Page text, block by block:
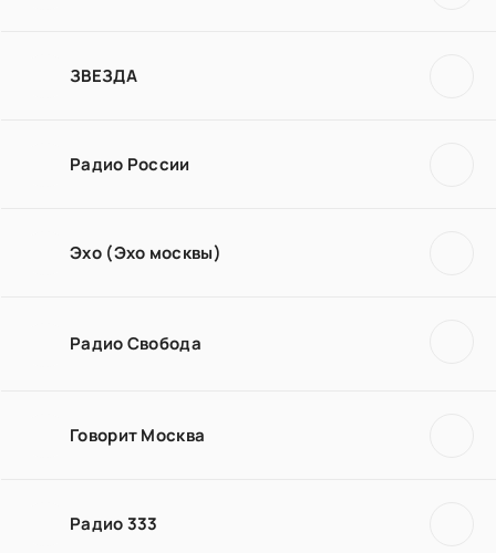
ЗВЕЗДА
Радио России
Эхо (Эхо москвы)
Радио Свобода
Говорит Москва
Радио 333